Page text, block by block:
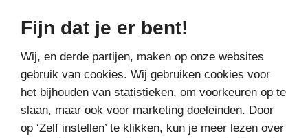
Fijn dat je er bent!
Wij, en derde partijen, maken op onze websites
gebruik van cookies. Wij gebruiken cookies voor
het bijhouden van statistieken, om voorkeuren op te
slaan, maar ook voor marketing doeleinden. Door
op ‘Zelf instellen’ te klikken, kun je meer lezen over
Bestel bij